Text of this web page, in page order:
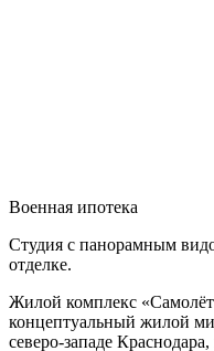
Военная ипотека
Студия с панорамным
отделке.
Жилой комплекс
концептуальный жилой
северо-западе